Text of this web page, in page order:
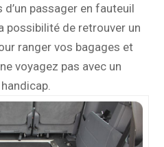
passager en fauteuil
possibilité de retrouver un
ranger vos bagages et
voyagez pas avec un